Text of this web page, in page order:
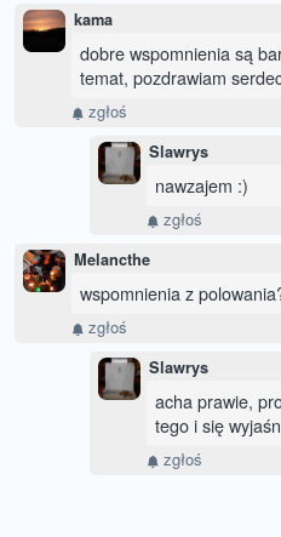
kama
dobre wspomnienia są
temat, pozdrawiam
zgłoś
Slawrys
nawzajem :)
zgłoś
Melancthe
wspomnienia z
zgłoś
Slawrys
acha prawie,
tego i się
zgłoś